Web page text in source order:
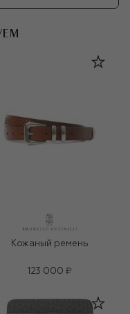
Кожаный ремень
123 000 ₽